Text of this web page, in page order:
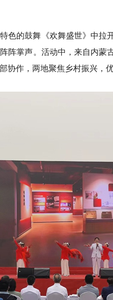
色的鼓舞《欢舞盛世》中
阵掌声。活动中，来自内
协作，两地聚焦乡村振兴，